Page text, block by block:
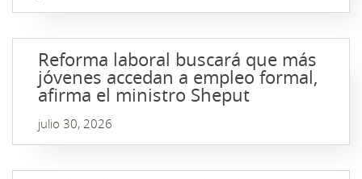
Reforma laboral buscará que más
jóvenes accedan a empleo formal,
afirma el ministro Sheput
julio 30, 2026